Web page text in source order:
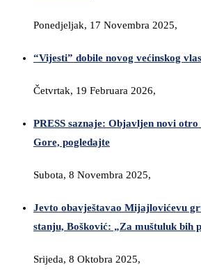
Ponedjeljak, 17 Novembra 2025,
“Vijesti” dobile novog većinskog
Četvrtak, 19 Februara 2026,
PRESS saznaje: Objavljen novi
Gore, pogledajte
Subota, 8 Novembra 2025,
Jevto obavještavao Mijajlovićevu
stanju, Bošković: „Za muštuluk bih
Srijeda, 8 Oktobra 2025,